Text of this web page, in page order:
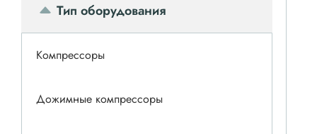
Тип оборудования
Компрессоры
Дожимные компрессоры